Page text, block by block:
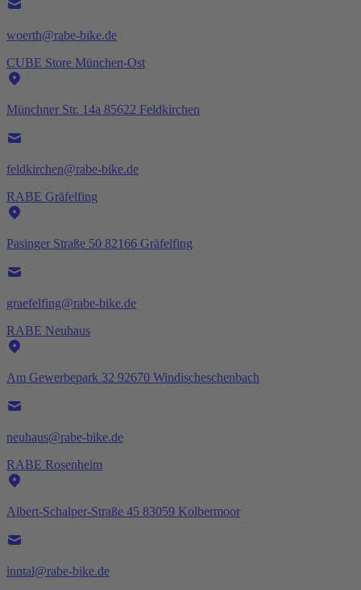
woerth@rabe-bike.de
CUBE Store München-Ost
Münchner Str. 14a 85622 Feldkirchen
feldkirchen@rabe-bike.de
RABE Gräfelfing
Pasinger Straße 50 82166 Gräfelfing
graefelfing@rabe-bike.de
RABE Neuhaus
Am Gewerbepark 32 92670 Windischeschenbach
neuhaus@rabe-bike.de
RABE Rosenheim
Albert-Schalper-Straße 45 83059 Kolbermoor
inntal@rabe-bike.de